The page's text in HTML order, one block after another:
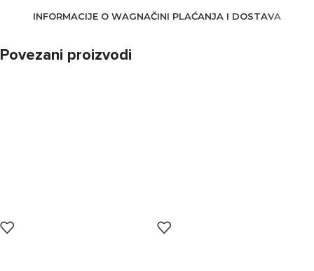
INFORMACIJE O WAGNAČINI PLAĆANJA I DOSTAVA
Povezani proizvodi